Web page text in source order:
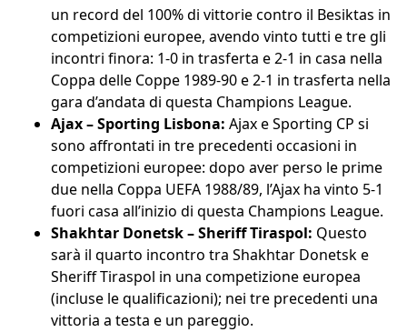
un record del 100% di vittorie contro il Besiktas in
competizioni europee, avendo vinto tutti e tre gli
incontri finora: 1-0 in trasferta e 2-1 in casa nella
Coppa delle Coppe 1989-90 e 2-1 in trasferta nella
gara d’andata di questa Champions League.
Ajax – Sporting Lisbona: Ajax e Sporting CP si
sono affrontati in tre precedenti occasioni in
competizioni europee: dopo aver perso le prime
due nella Coppa UEFA 1988/89, l’Ajax ha vinto 5-1
fuori casa all’inizio di questa Champions League.
Shakhtar Donetsk – Sheriff Tiraspol: Questo
sarà il quarto incontro tra Shakhtar Donetsk e
Sheriff Tiraspol in una competizione europea
(incluse le qualificazioni); nei tre precedenti una
vittoria a testa e un pareggio.